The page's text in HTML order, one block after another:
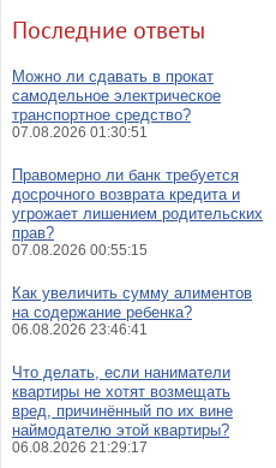
Последние ответы
Можно ли сдавать в прокат
самодельное электрическое
транспортное средство?
07.08.2026 01:30:51
Правомерно ли банк требуется
досрочного возврата кредита и
угрожает лишением родительских
прав?
07.08.2026 00:55:15
Как увеличить сумму алиментов
на содержание ребенка?
06.08.2026 23:46:41
Что делать, если наниматели
квартиры не хотят возмещать
вред, причинённый по их вине
наймодателю этой квартиры?
06.08.2026 21:29:17